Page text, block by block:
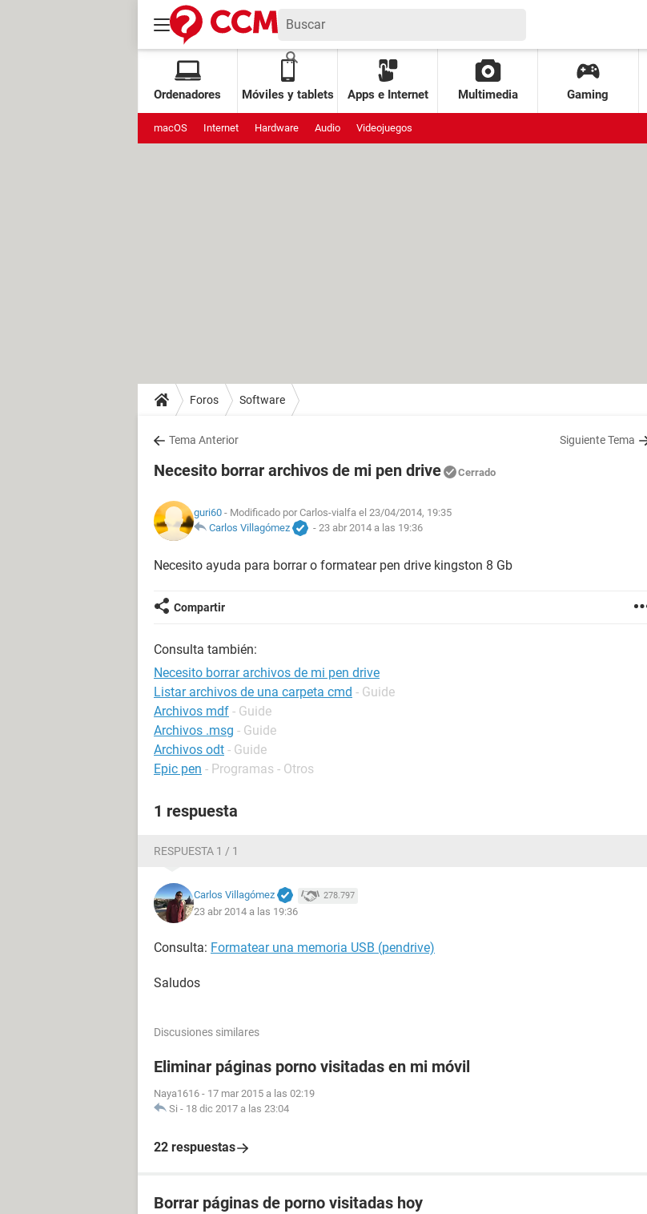
Ordenadores Móviles y tablets Apps e Internet Multimedia Gaming
macOS Internet Hardware Audio Videojuegos
Foros Software
Tema Anterior Siguiente Tema
Necesito borrar archivos de mi pen drive Cerrado
guri60 - Modificado por Carlos-vialfa el 23/04/2014, 19:35
Carlos Villagómez
- 23 abr 2014 a las 19:36
Necesito ayuda para borrar o formatear pen drive kingston 8 Gb
Compartir
Consulta también:
Necesito borrar archivos de mi pen drive
Listar archivos de una carpeta cmd - Guide
Archivos mdf - Guide
Archivos .msg - Guide
Archivos odt - Guide
Epic pen - Programas - Otros
1 respuesta
RESPUESTA 1 / 1
Carlos Villagómez 278.797
23 abr 2014 a las 19:36
Consulta: Formatear una memoria USB (pendrive)
Saludos
Discusiones similares
Eliminar páginas porno visitadas en mi móvil
Naya1616 - 17 mar 2015 a las 02:19
Si - 18 dic 2017 a las 23:04
22 respuestas
Borrar páginas de porno visitadas hoy